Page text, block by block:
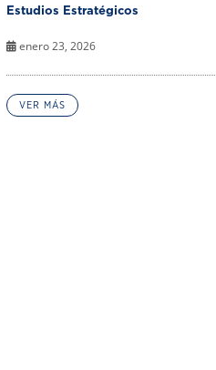
Estudios Estratégicos
enero 23, 2026
VER MÁS